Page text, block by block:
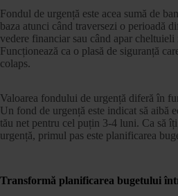
Fondul de urgență este acea sumă de
baza atunci când traversezi o perioadă
vedere financiar sau când apar cheltuieli
Funcționează ca o plasă de siguranță
colaps.
Valoarea fondului de urgență diferă în
Un fond de urgență este indicat să aibă
tău net pentru cel puțin 3-4 luni. Ca să
urgență, primul pas este planificarea
Transformă planificarea bugetului